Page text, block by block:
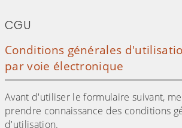
CGU
Conditions générales
par voie électronique
Avant d'utiliser le formulaire suivant,
prendre connaissance des conditions
d'utilisation.